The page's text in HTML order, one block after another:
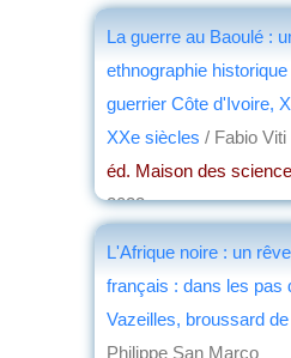
La guerre au Baoulé :
ethnographie
guerrier Côte d'Ivoire,
XXe siècles / Fabio Viti
éd. Maison des
2023
L'Afrique noire : un rêve
français : dans les pas
Vazeilles, broussard
Philippe San Marco